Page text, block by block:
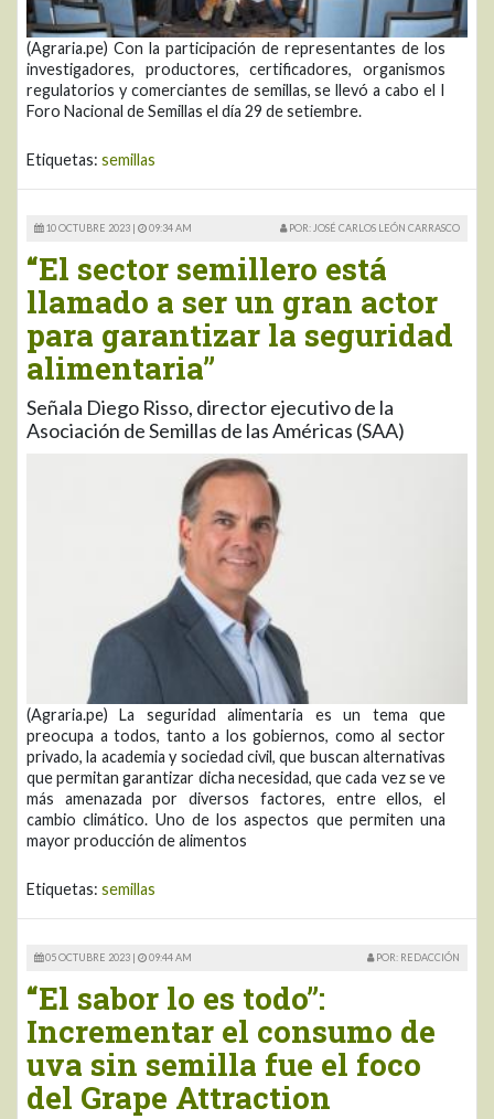
(Agraria.pe) Con la participación de representantes de los
investigadores, productores, certificadores, organismos
regulatorios y comerciantes de semillas, se llevó a cabo el I
Foro Nacional de Semillas el día 29 de setiembre.
Etiquetas: semillas
10 OCTUBRE 2023 | 09:34 AM POR: JOSÉ CARLOS LEÓN CARRASCO
“El sector semillero está
llamado a ser un gran actor
para garantizar la seguridad
alimentaria”
Señala Diego Risso, director ejecutivo de la
Asociación de Semillas de las Américas (SAA)
(Agraria.pe) La seguridad alimentaria es un tema que
preocupa a todos, tanto a los gobiernos, como al sector
privado, la academia y sociedad civil, que buscan alternativas
que permitan garantizar dicha necesidad, que cada vez se ve
más amenazada por diversos factores, entre ellos, el
cambio climático. Uno de los aspectos que permiten una
mayor producción de alimentos
Etiquetas: semillas
05 OCTUBRE 2023 | 09:44 AM POR: REDACCIÓN
“El sabor lo es todo”:
Incrementar el consumo de
uva sin semilla fue el foco
del Grape Attraction